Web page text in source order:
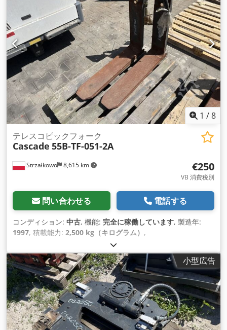
1 /8
Strzałkowo 8,615 km
テレスコピックフォーク
Cascade 55B-TF-051-2A
€250
VB 消費税別
問い合わせる 電話する
コンディション: 中古, 機能: 完全に稼働しています, 製造年:
1997, 積載能力: 2,500 kg（キログラム） ,
小型広告